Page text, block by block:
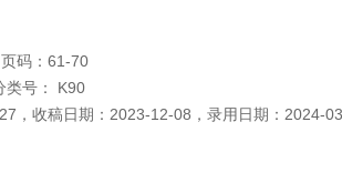
码：61-70
号：
K90
， 收稿日期： 2023-12-08 ， 录用日期： 2024-